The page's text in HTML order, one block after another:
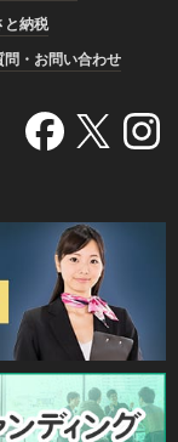
と納税
問・お問い合わせ